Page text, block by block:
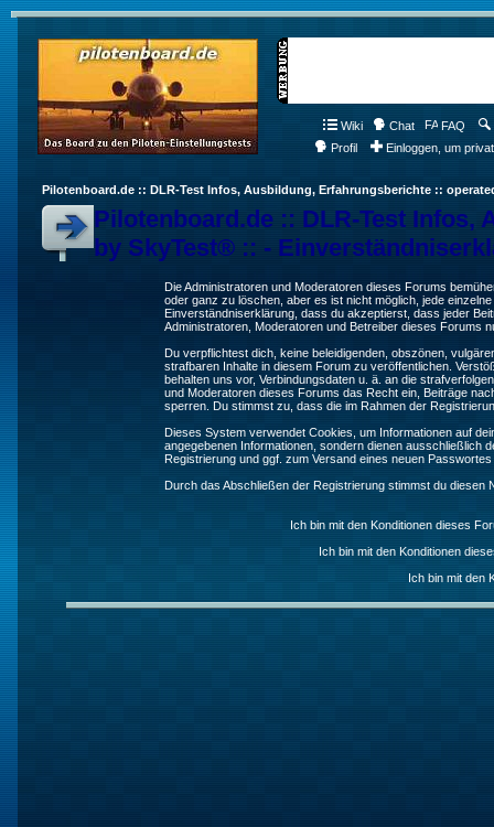
Wiki Chat FAQ
Profil
Einloggen, um
Pilotenboard.de :: DLR-Test Infos, Ausbildung, Erfahrungsberichte ::
Pilotenboard.de :: DLR-Test
by SkyTest® :: -
Die Administratoren und Moderatoren dieses Forums
oder ganz zu löschen, aber es ist nicht möglich, jede
Einverständniserklärung, dass du akzeptierst, dass jeder
Administratoren, Moderatoren und Betreiber dieses Forums
Du verpflichtest dich, keine beleidigenden, obszönen,
strafbaren Inhalte in diesem Forum zu veröffentlichen.
behalten uns vor, Verbindungsdaten u. ä. an die
und Moderatoren dieses Forums das Recht ein, Beiträge
sperren. Du stimmst zu, dass die im Rahmen der
Dieses System verwendet Cookies, um Informationen auf
angegebenen Informationen, sondern dienen ausschließlich
Registrierung und ggf. zum Versand eines neuen
Durch das Abschließen der Registrierung stimmst du diesen
Ich bin mit den Konditionen dieses
Ich bin mit den Konditionen
Ich bin mit den